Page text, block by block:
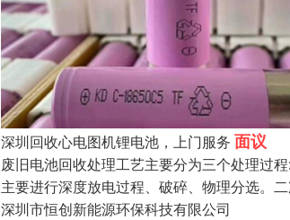
深圳回收心电图机锂电池，上门服务 面议
废旧电池回收处理工艺主要分为三个处理过
主要进行深度放电过程、破碎、物理分选。
深圳市恒创新能源环保科技有限公司